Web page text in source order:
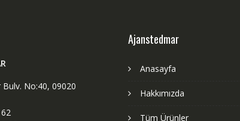
Bulv. No:40, 09020
Ajanstedmar
Anasayfa
Hakkımızda
Tüm Ürünler